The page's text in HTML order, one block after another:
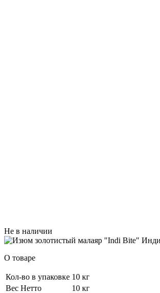
Не в наличии
О товаре
Кол-во в упаковке 10 кг
Вес Нетто
10 кг